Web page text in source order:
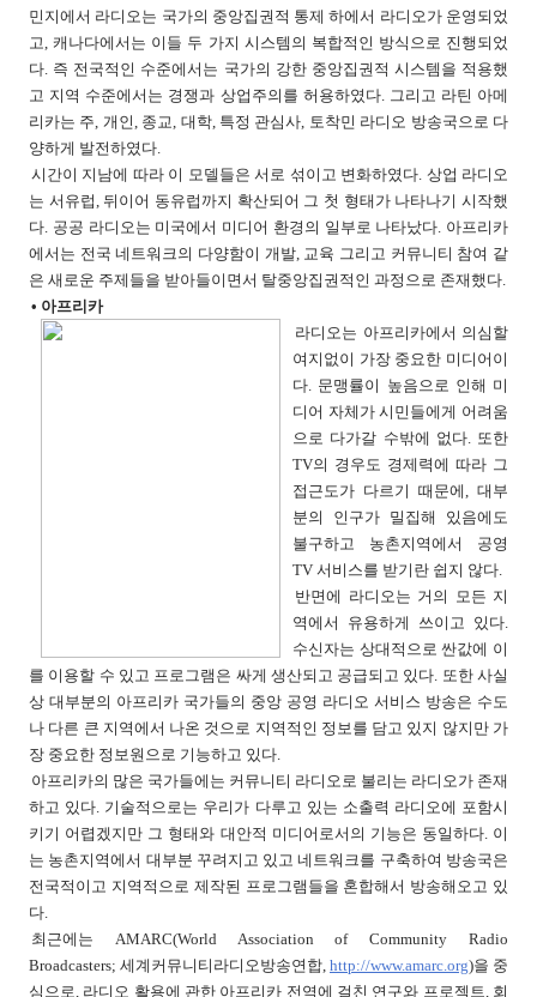
민지에서 라디오는 국가의 중앙집권적 통제 하에서 라디오가 운영되었
고, 캐나다에서는 이들 두 가지 시스템의 복합적인 방식으로 진행되었
다. 즉 전국적인 수준에서는 국가의 강한 중앙집권적 시스템을 적용했
고 지역 수준에서는 경쟁과 상업주의를 허용하였다. 그리고 라틴 아메
리카는 주, 개인, 종교, 대학, 특정 관심사, 토착민 라디오 방송국으로 다
양하게 발전하였다.
시간이 지남에 따라 이 모델들은 서로 섞이고 변화하였다. 상업 라디오
는 서유럽, 뒤이어 동유럽까지 확산되어 그 첫 형태가 나타나기 시작했
다. 공공 라디오는 미국에서 미디어 환경의 일부로 나타났다. 아프리카
에서는 전국 네트워크의 다양함이 개발, 교육 그리고 커뮤니티 참여 같
은 새로운 주제들을 받아들이면서 탈중앙집권적인 과정으로 존재했다.
• 아프리카
라디오는 아프리카에서 의심할
여지없이 가장 중요한 미디어이
다. 문맹률이 높음으로 인해 미
디어 자체가 시민들에게 어려움
으로 다가갈 수밖에 없다. 또한
TV의 경우도 경제력에 따라 그
접근도가 다르기 때문에, 대부
분의 인구가 밀집해 있음에도
불구하고 농촌지역에서 공영
TV 서비스를 받기란 쉽지 않다.
반면에 라디오는 거의 모든 지
역에서 유용하게 쓰이고 있다.
수신자는 상대적으로 싼값에 이
를 이용할 수 있고 프로그램은 싸게 생산되고 공급되고 있다. 또한 사실
상 대부분의 아프리카 국가들의 중앙 공영 라디오 서비스 방송은 수도
나 다른 큰 지역에서 나온 것으로 지역적인 정보를 담고 있지 않지만 가
장 중요한 정보원으로 기능하고 있다.
아프리카의 많은 국가들에는 커뮤니티 라디오로 불리는 라디오가 존재
하고 있다. 기술적으로는 우리가 다루고 있는 소출력 라디오에 포함시
키기 어렵겠지만 그 형태와 대안적 미디어로서의 기능은 동일하다. 이
는 농촌지역에서 대부분 꾸려지고 있고 네트워크를 구축하여 방송국은
전국적이고 지역적으로 제작된 프로그램들을 혼합해서 방송해오고 있
다.
최근에는 AMARC(World Association of Community Radio
Broadcasters; 세계커뮤니티라디오방송연합, http://www.amarc.org)을 중
심으로, 라디오 활용에 관한 아프리카 전역에 걸친 연구와 프로젝트, 회